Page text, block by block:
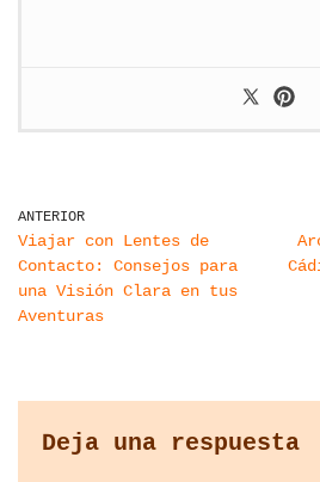
ANTERIOR
Viajar con Lentes de
Contacto: Consejos para
una Visión Clara en tus
Aventuras
Deja una respuesta